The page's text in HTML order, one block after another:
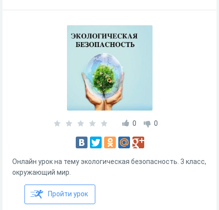
0 0
Онлайн урок на тему экологическая безопасность. 3 класс,
окружающий мир.
Пройти урок